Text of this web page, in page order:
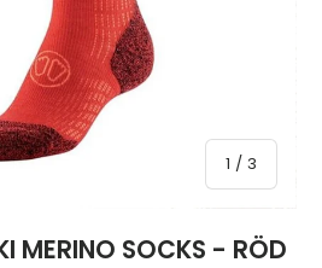
1 / av
3
MERINO SOCKS - RÖD